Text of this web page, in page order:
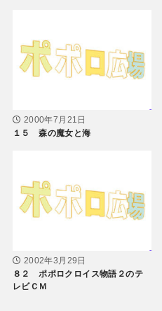
2000年7月21日
１５ 森の魔女と海
2002年3月29日
８２ ポポロクロイス物語２のテ
レビＣＭ